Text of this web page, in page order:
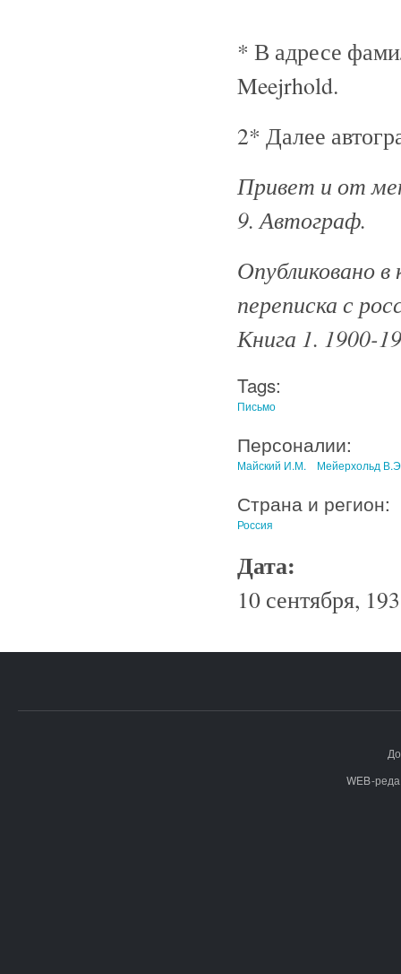
* В адресе
Meejrhold.
2* Далее
Привет и от
9. Автограф.
Опубликовано
переписка с
Книга 1. 1900-
Tags:
Письмо
Персоналии:
Майский И.М. Мейерхольд
Страна и регион:
Россия
Дата:
10 сентября,
WEB-